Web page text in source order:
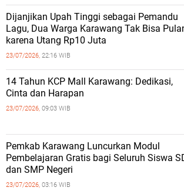
Dijanjikan Upah Tinggi sebagai Pemandu
Lagu, Dua Warga Karawang Tak Bisa
karena Utang Rp10 Juta
23/07/2026, 22:16 WIB
14 Tahun KCP Mall Karawang: Dedikasi,
Cinta dan Harapan
23/07/2026, 09:03 WIB
Pemkab Karawang Luncurkan Modul
Pembelajaran Gratis bagi Seluruh Siswa
dan SMP Negeri
23/07/2026, 03:16 WIB